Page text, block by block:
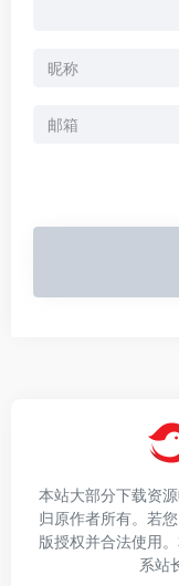
本站大部分下载资
归原作者所有。若
版授权并合法使用
系站